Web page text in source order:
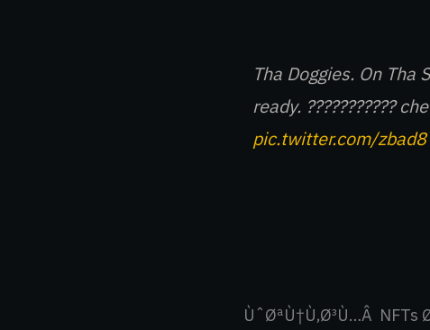
Tha Doggies. On
ready. ???????????
pic.twitter.com/
ÙˆØªÙ†Ù‚Ø³Ù…Â